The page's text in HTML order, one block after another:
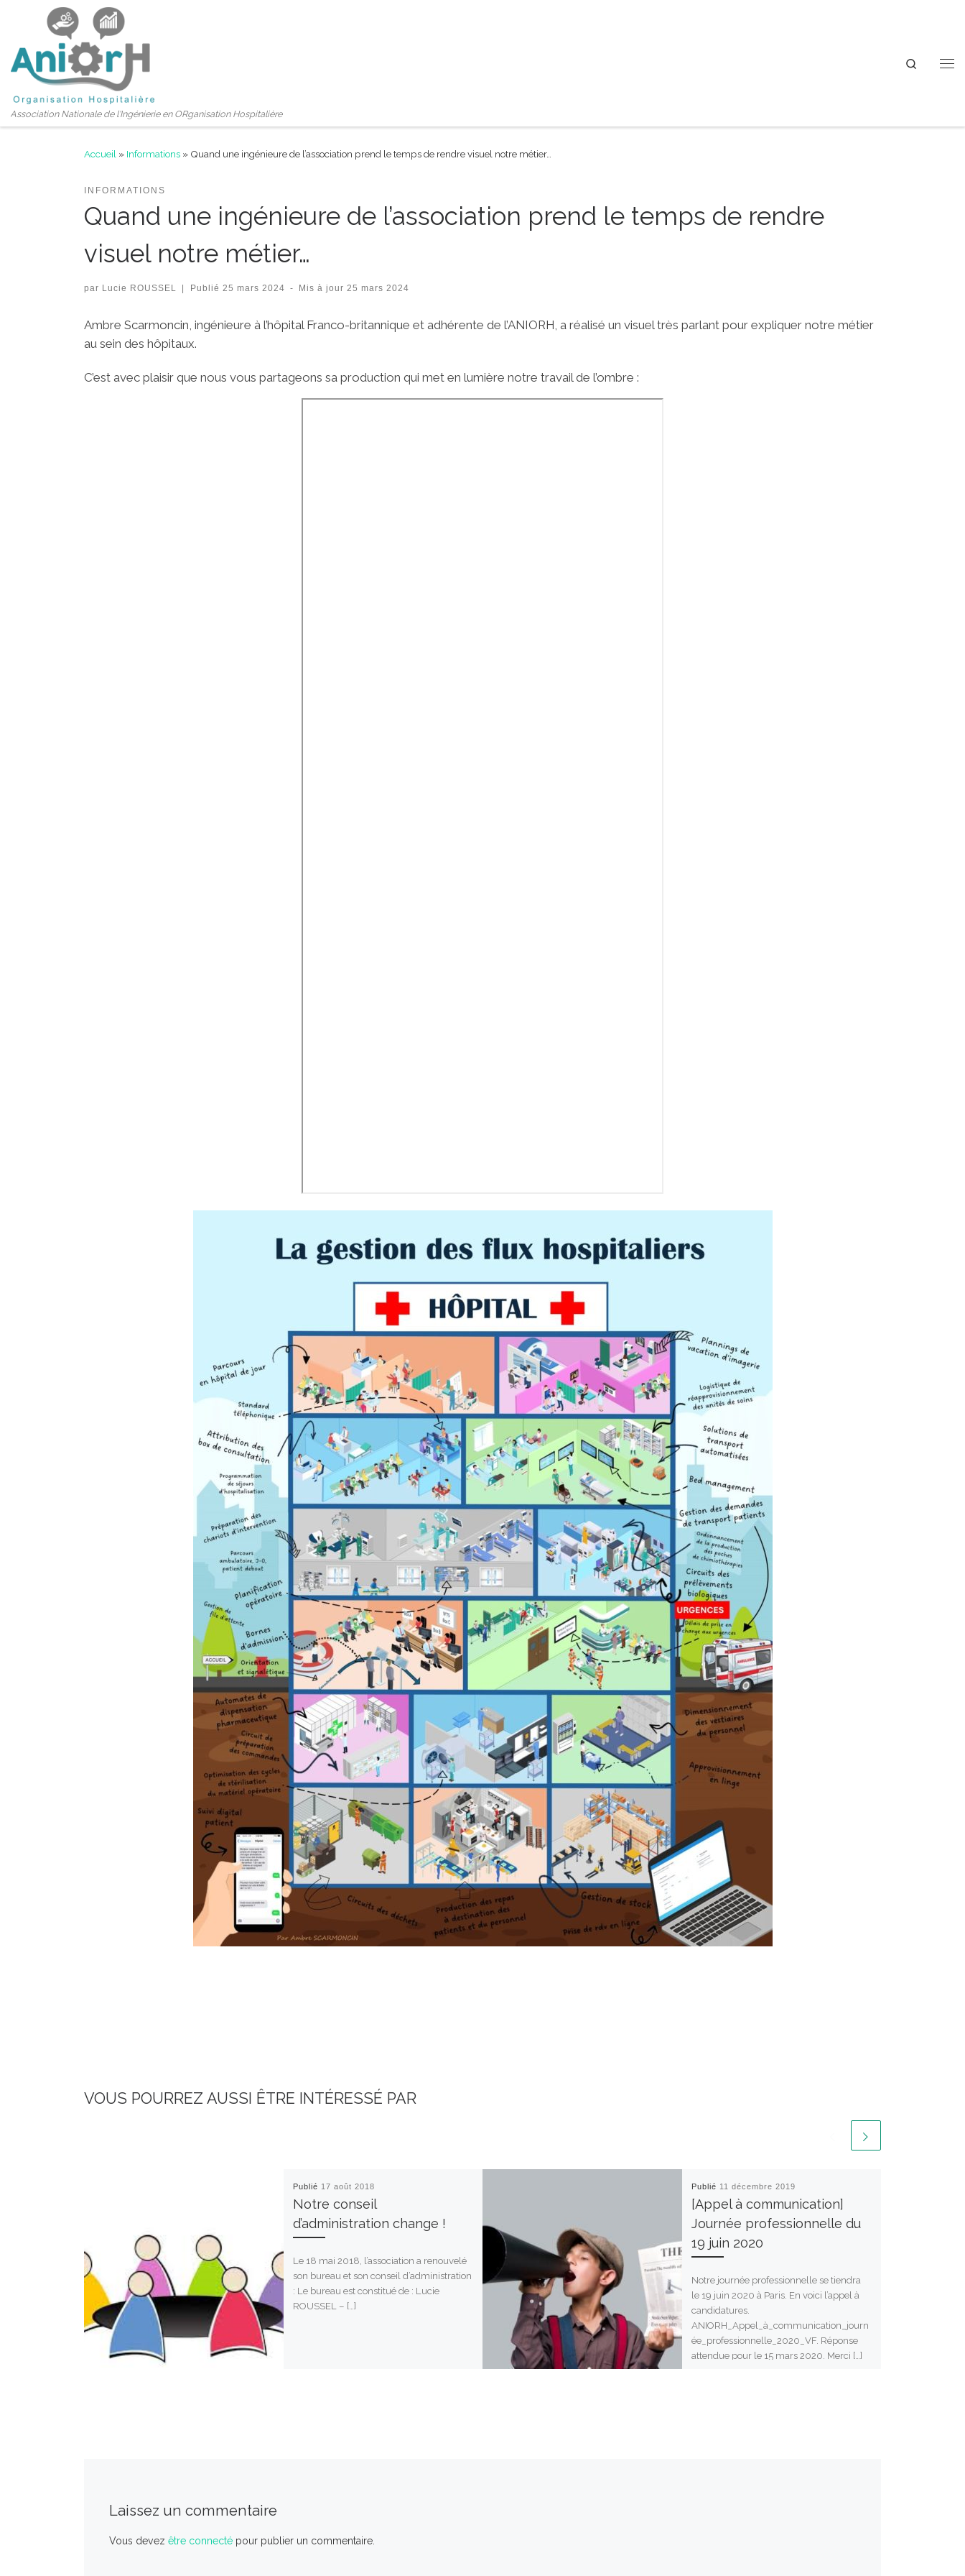
Passer au contenu
Association Nationale de l'Ingénierie en ORganisation Hospitalière
Search
Accueil » Informations » Quand une ingénieure de l’association prend le temps de rendre visuel notre métier…
INFORMATIONS
Quand une ingénieure de l’association prend le temps de rendre
visuel notre métier…
par Lucie ROUSSEL Publié 25 mars 2024 - Mis à jour 25 mars 2024
Ambre Scarmoncin, ingénieure à l’hôpital Franco-britannique et adhérente de l’ANIORH, a réalisé un visuel très parlant pour expliquer notre métier
au sein des hôpitaux.
C’est avec plaisir que nous vous partageons sa production qui met en lumière notre travail de l’ombre :
VOUS POURREZ AUSSI ÊTRE INTÉRESSÉ PAR
Publié 17 août 2018
Notre conseil
d’administration change !
Le 18 mai 2018, l’association a renouvelé
son bureau et son conseil d’administration
: Le bureau est constitué de : Lucie
ROUSSEL – […]
Publié 11 décembre 2019
[Appel à communication]
Journée professionnelle du
19 juin 2020
Notre journée professionnelle se tiendra
le 19 juin 2020 à Paris. En voici l’appel à
candidatures.
ANIORH_Appel_à_communication_journ
ée_professionnelle_2020_VF. Réponse
attendue pour le 15 mars 2020. Merci […]
Laissez un commentaire
Vous devezêtre connecté pour publier un commentaire.